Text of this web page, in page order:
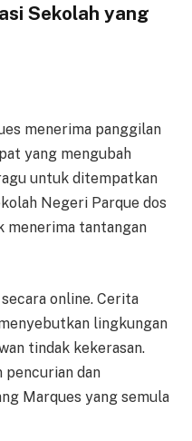
Sekolah yang
menerima panggilan
yang mengubah
untuk ditempatkan
Negeri Parque dos
menerima tantangan
online. Cerita
lingkungan
tindak kekerasan.
pencurian dan
Marques yang semula